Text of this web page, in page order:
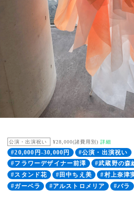
公演・出演祝い ¥28,000(諸費用別) 詳細
#20,000円-30,000円
#公演・出演祝い
#フラワーデザイナー前澤
#武蔵野の森
#スタンド花
#田中ちえ美 #村上奈津
#ガーベラ
#アルストロメリア #バラ